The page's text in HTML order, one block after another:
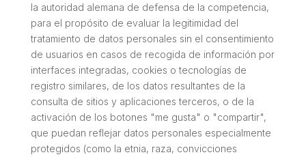
la autoridad alemana de defensa de la competencia,
para el propósito de evaluar la legitimidad del
tratamiento de datos personales sin el consentimiento
de usuarios en casos de recogida de información por
interfaces integradas, cookies o tecnologías de
registro similares, de los datos resultantes de la
consulta de sitios y aplicaciones terceros, o de la
activación de los botones "me gusta" o "compartir",
que puedan reflejar datos personales especialmente
protegidos (como la etnia, raza, convicciones